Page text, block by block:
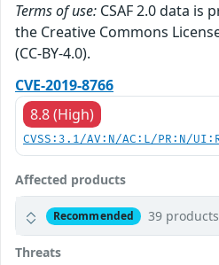
Terms of use: CSAF 2.0 data is
the Creative Commons
(CC-BY-4.0).
CVE-2019-8766
8.8 (High)
CVSS:3.1/AV:N/AC:L/PR:N/
Affected products
Recommended 39 products
Threats